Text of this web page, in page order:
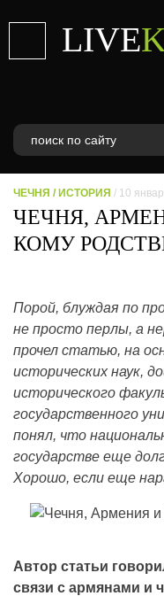
LIVE
ЧЕЧНЯ / ИСТОРИЯ / 10
ЧЕЧНЯ,
КОМУ
Порой, блуждая по
не просто перлы, а
прочел статью, на
исторических наук,
исторического
государственного
понял, что
государстве еще
Хорошо, если еще
Автор статьи
связи с армянами и